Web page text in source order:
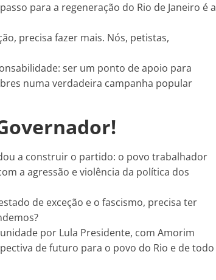
para a regeneração do Rio de Janeiro é a
precisa fazer mais. Nós, petistas,
ser um ponto de apoio para
numa verdadeira campanha popular
a construir o partido: o povo trabalhador
a agressão e violência da política dos
de exceção e o fascismo, precisa ter
por Lula Presidente, com Amorim
de futuro para o povo do Rio e de todo